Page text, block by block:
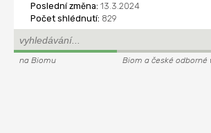
Poslední změna: 13.3.2024
Počet shlédnutí: 829
na Biomu Biom a české odborné